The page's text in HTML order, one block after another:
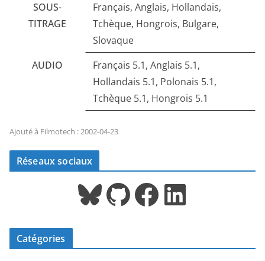
SOUS-
TITRAGE
Français, Anglais, Hollandais,
Tchèque, Hongrois, Bulgare,
Slovaque
AUDIO
Français 5.1, Anglais 5.1,
Hollandais 5.1, Polonais 5.1,
Tchèque 5.1, Hongrois 5.1
Ajouté à Filmotech : 2002-04-23
Réseaux sociaux
Bluesky GitHub Facebook LinkedIn
Catégories